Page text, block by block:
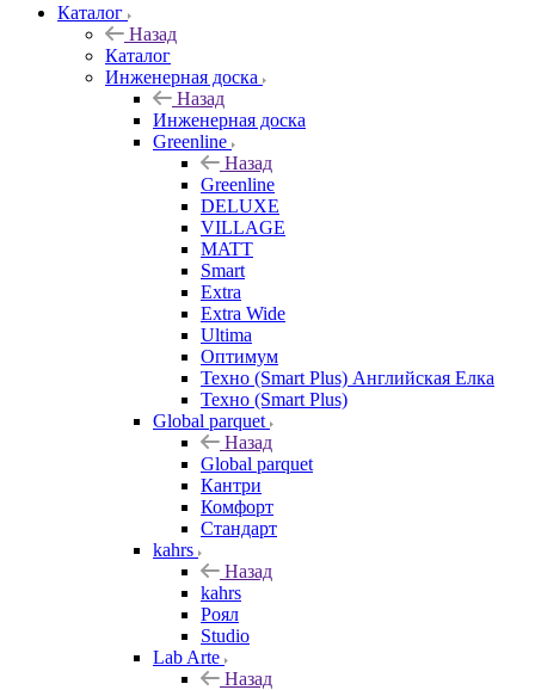
Каталог
Назад
Каталог
Инженерная доска
Назад
Инженерная доска
Greenline
Назад
Greenline
DELUXE
VILLAGE
MATT
Smart
Extra
Extra Wide
Ultima
Оптимум
Техно (Smart Plus) Английская Елка
Техно (Smart Plus)
Global parquet
Назад
Global parquet
Кантри
Комфорт
Стандарт
kahrs
Назад
kahrs
Роял
Studio
Lab Arte
Назад